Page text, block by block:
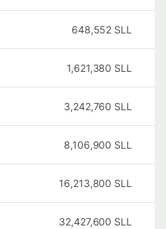
648,552 SLL
1,621,380 SLL
3,242,760 SLL
8,106,900 SLL
16,213,800 SLL
32,427,600 SLL